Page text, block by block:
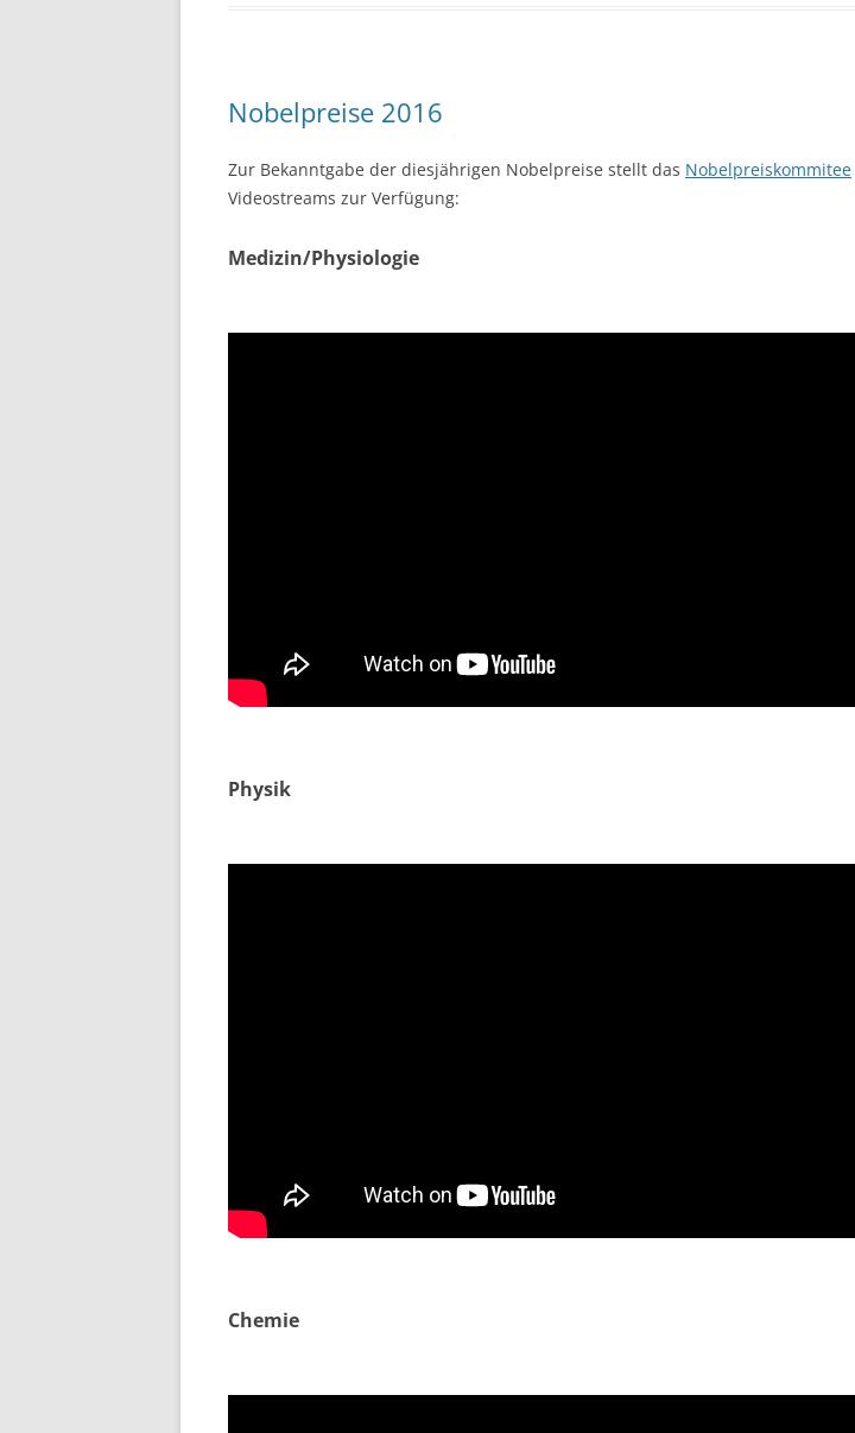
Nobelpreise 2016
Zur Bekanntgabe der diesjährigen Nobelpreise stellt das Nobelpreiskommitee
Videostreams zur Verfügung:
Medizin/Physiologie
Physik
Chemie